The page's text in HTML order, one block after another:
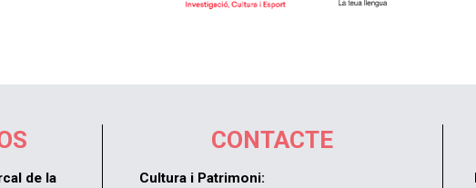
de la
CONTACTE
Cultura i Patrimoni: